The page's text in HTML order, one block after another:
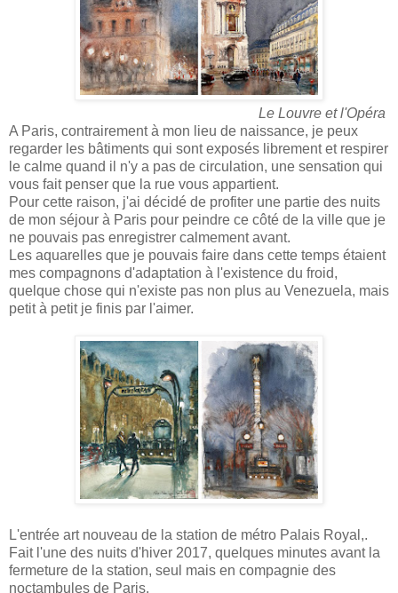
Le Louvre et l'Opéra
A Paris, contrairement à mon lieu de naissance, je peux
regarder les bâtiments qui sont exposés librement et respirer
le calme quand il n'y a pas de circulation, une sensation qui
vous fait penser que la rue vous appartient.
Pour cette raison, j'ai décidé de profiter une partie des nuits
de mon séjour à Paris pour peindre ce côté de la ville que je
ne pouvais pas enregistrer calmement avant.
Les aquarelles que je pouvais faire dans cette temps étaient
mes compagnons d'adaptation à l'existence du froid,
quelque chose qui n'existe pas non plus au Venezuela, mais
petit à petit je finis par l'aimer.
L'entrée art nouveau de la station de métro Palais Royal,.
Fait l'une des nuits d'hiver 2017, quelques minutes avant la
fermeture de la station, seul mais en compagnie des
noctambules de Paris.